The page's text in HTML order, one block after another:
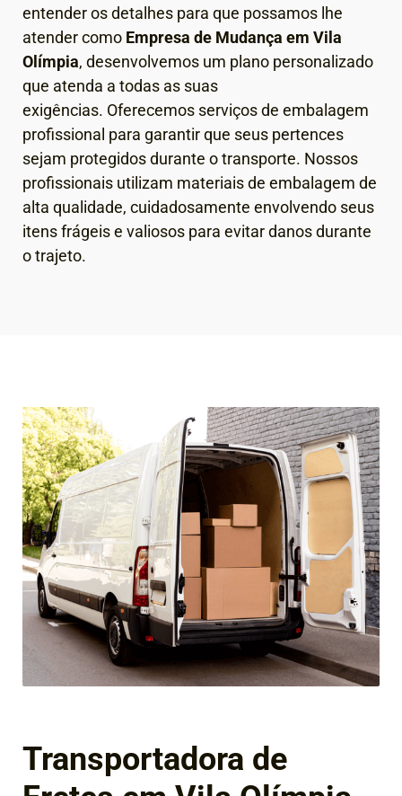
entender os detalhes para que possamos lhe
atender como Empresa de Mudança em Vila
Olímpia, desenvolvemos um plano personalizado
que atenda a todas as suas
exigências. Oferecemos serviços de embalagem
profissional para garantir que seus pertences
sejam protegidos durante o transporte. Nossos
profissionais utilizam materiais de embalagem de
alta qualidade, cuidadosamente envolvendo seus
itens frágeis e valiosos para evitar danos durante
o trajeto.
Transportadora de